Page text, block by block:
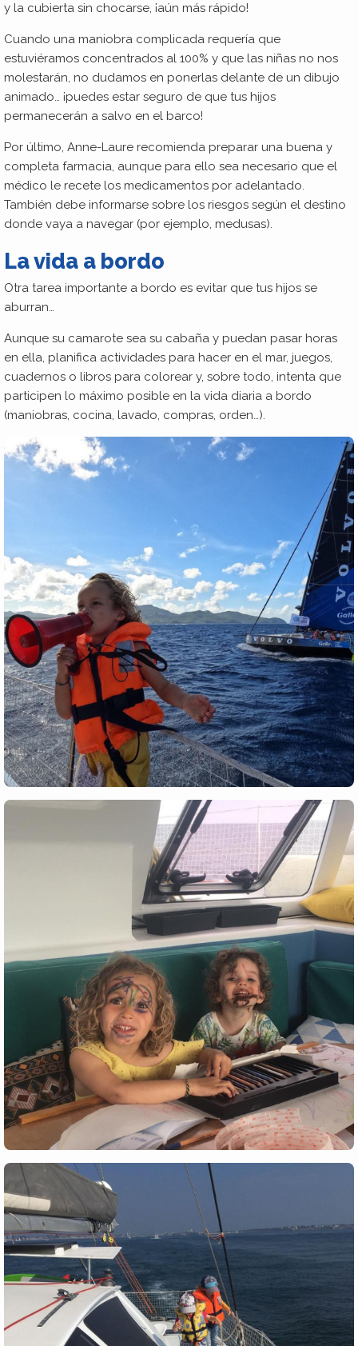
y la cubierta sin chocarse, ¡aún más rápido!
Cuando una maniobra complicada requería que
estuviéramos concentrados al 100% y que las niñas no nos
molestarán, no dudamos en ponerlas delante de un dibujo
animado… ¡puedes estar seguro de que tus hijos
permanecerán a salvo en el barco!
Por último, Anne-Laure recomienda preparar una buena y
completa farmacia, aunque para ello sea necesario que el
médico le recete los medicamentos por adelantado.
También debe informarse sobre los riesgos según el destino
donde vaya a navegar (por ejemplo, medusas).
La vida a bordo
Otra tarea importante a bordo es evitar que tus hijos se
aburran…
Aunque su camarote sea su cabaña y puedan pasar horas
en ella, planifica actividades para hacer en el mar, juegos,
cuadernos o libros para colorear y, sobre todo, intenta que
participen lo máximo posible en la vida diaria a bordo
(maniobras, cocina, lavado, compras, orden…).